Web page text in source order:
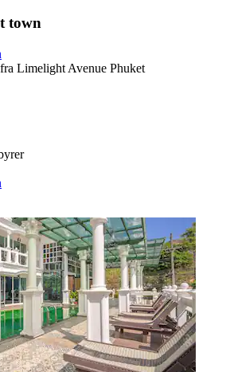
town
Limelight Avenue Phuket